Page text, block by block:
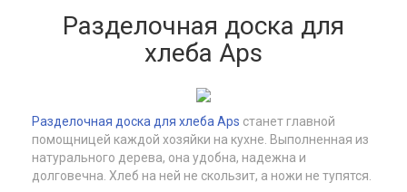
Разделочная доска для
хлеба Арs
Разделочная доска для хлеба Арs станет главной
помощницей каждой хозяйки на кухне. Выполненная из
натурального дерева, она удобна, надежна и
долговечна. Хлеб на ней не скользит, а ножи не тупятся.